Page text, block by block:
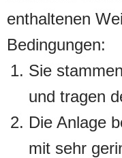
enthaltenen
Bedingungen:
Sie
und tragen
Die Anlage
mit sehr